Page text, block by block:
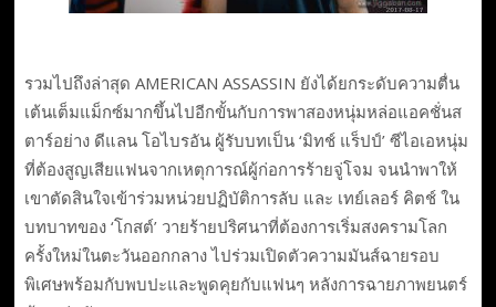
รวมไปถึงล่าสุด AMERICAN ASSASSIN ยังได้ยกระดับความตื่น
เต้นเต็มแม็กซ์มากขึ้นไปอีกขั้นกับการพาสองหนุ่มหล่อแอคชั่นส
ตาร์อย่าง ดีแลน โอไบรอัน ผู้รับบทเป็น ‘มิทช์ แร็ปป์’ ซีไอเอหนุ่ม
ที่ต้องสูญเสียแฟนจากเหตุการณ์ผู้ก่อการร้ายจู่โจม จนนำพาให้
เขาตัดสินใจเข้าร่วมหน่วยปฏิบัติการลับ และ เทย์เลอร์ คิตช์ ใน
บทบาทของ ‘โกสต์’ วายร้ายปริศนาที่ต้องการเริ่มสงครามโลก
ครั้งใหม่ในตะวันออกกลาง ไปร่วมเปิดตัวความมันส์ฉายรอบ
พิเศษพร้อมกับพบปะและพูดคุยกับแฟนๆ หลังการฉายภาพยนตร์